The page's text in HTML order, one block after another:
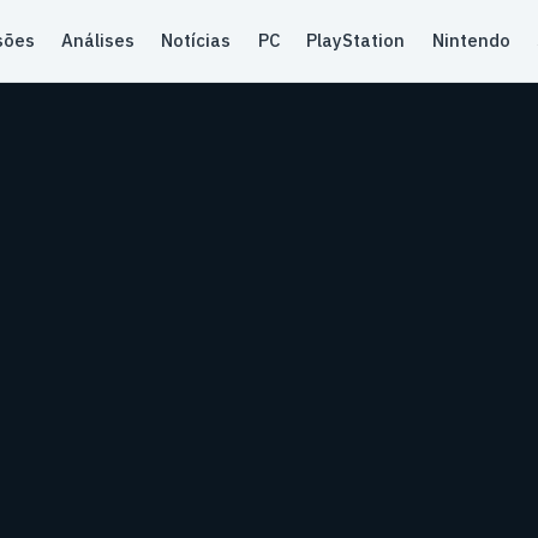
Análises Notícias PC PlayStation Nintendo